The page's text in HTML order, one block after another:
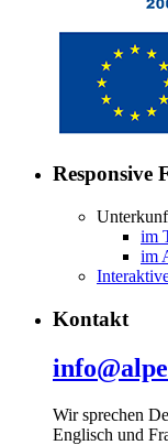
Responsive
im
im
Kontakt
Wir sprechen
Englisch und